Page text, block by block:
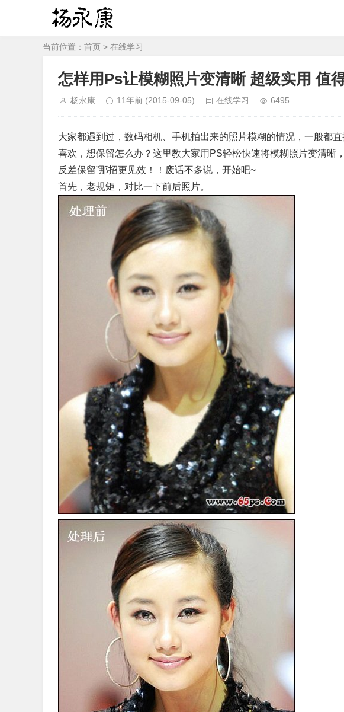
当前位置： 首页 > 在线学习
怎样用Ps让模糊照片变清晰 超级实用 值
杨永康 11年前 (2015-09-05) 在线学习 6495
大家都遇到过，数码相机、手机拍出来的照片模糊的情况，一般都
喜欢，想保留怎么办？这里教大家用PS轻松快速将模糊照片变清晰
反差保留”那招更见效！！废话不多说，开始吧~
首先，老规矩，对比一下前后照片。